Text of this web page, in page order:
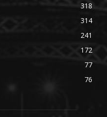
318
314
241
172
77
76